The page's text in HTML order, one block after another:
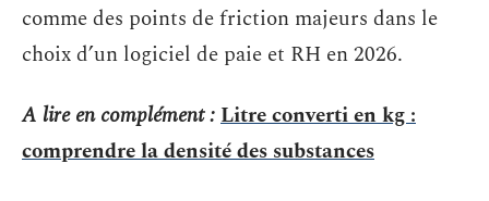
comme des points de friction majeurs dans le
choix d’un logiciel de paie et RH en 2026.
A lire en complément :Litre converti en kg :
comprendre la densité des substances